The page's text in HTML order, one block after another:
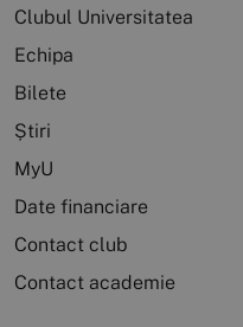
Clubul Universitatea
Echipa
Bilete
Știri
MyU
Date financiare
Contact club
Contact academie